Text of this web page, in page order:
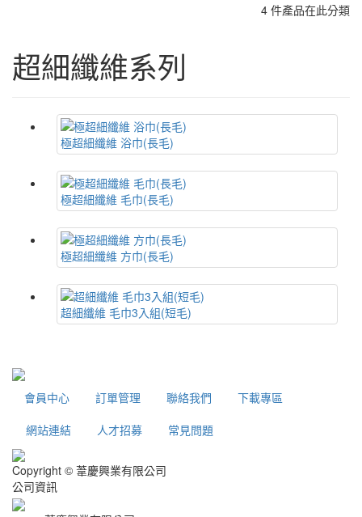
4 件產品在此分類
超細纖維系列
極超細纖維 浴巾(長毛)
極超細纖維 毛巾(長毛)
極超細纖維 方巾(長毛)
超細纖維 毛巾3入組(短毛)
會員中心 訂單管理 聯絡我們
下載專區
網站連結
人才招募 常見問題
Copyright © 葦慶興業有限公司
公司資訊